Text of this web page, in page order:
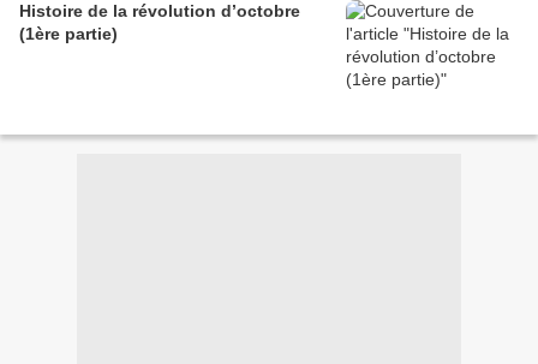
Histoire de la révolution d’octobre
(1ère partie)